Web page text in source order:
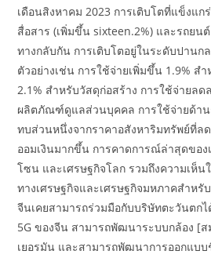
เดือนสิงหาคม 2023 การเติบโตที่แข็งแ
สื่อสาร (เพิ่มขึ้น sixteen.2%) และรถยน
ทางกลับกัน การเติบโตอยู่ในระดับปานก
ตัวอย่างเช่น การใช้จ่ายเพิ่มขึ้น 1.9% ส
2.1% สำหรับวัสดุก่อสร้าง การใช้จ่ายลด
ผลิตภัณฑ์ดูแลส่วนบุคคล การใช้จ่ายด้าน
ทบส่วนหนึ่งจากราคาอสังหาริมทรัพย์ที่ล
ออมเงินมากขึ้น การคาดการณ์ล่าสุดของ
โซน และเศรษฐกิจโลก รวมถึงความเห็น
ทางเศรษฐกิจและเศรษฐกิจมหภาคสำหรั
จีนเคยสามารถร่วมมือกับบริษัทตะวันตก
5G ของจีน สามารถพัฒนาระบบกล้อง [
เยอรมัน และสามารถพัฒนาการออกแบ